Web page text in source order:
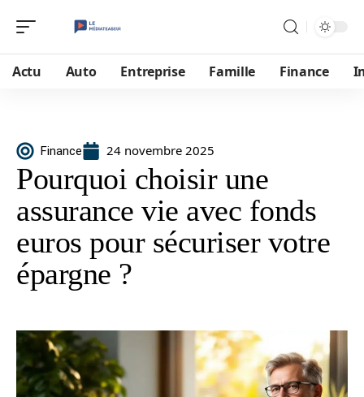
Actu Auto Entreprise Famille Finance
Finance 24 novembre 2025
Pourquoi choisir une
assurance vie avec fonds
euros pour sécuriser votre
épargne ?